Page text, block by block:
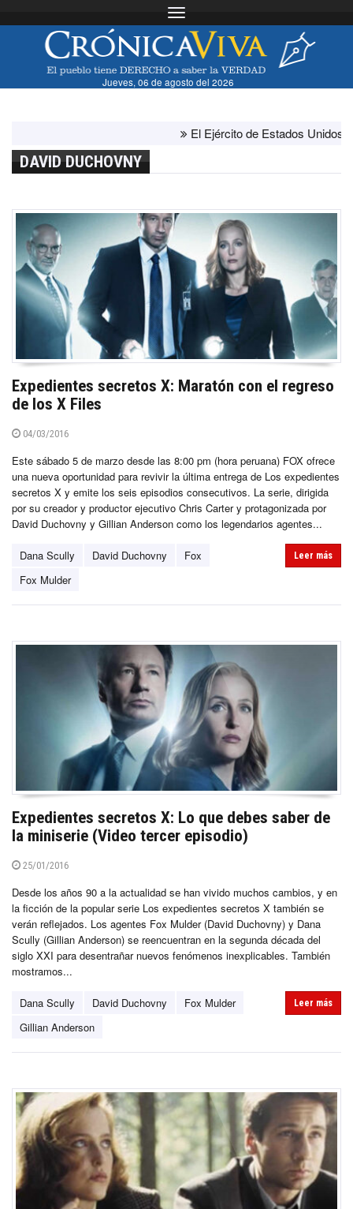
Toggle navigation
Jueves, 06 de agosto del 2026
El Ejército de Estados Unidos ha
DAVID DUCHOVNY
Expedientes secretos X: Maratón con el regreso
de los X Files
04/03/2016
Este sábado 5 de marzo desde las 8:00 pm (hora peruana) FOX ofrece
una nueva oportunidad para revivir la última entrega de Los expedientes
secretos X y emite los seis episodios consecutivos. La serie, dirigida
por su creador y productor ejecutivo Chris Carter y protagonizada por
David Duchovny y Gillian Anderson como los legendarios agentes...
Dana Scully David Duchovny
Fox
Fox Mulder
Leer más
Expedientes secretos X: Lo que debes saber de
la miniserie (Video tercer episodio)
25/01/2016
Desde los años 90 a la actualidad se han vivido muchos cambios, y en
la ficción de la popular serie Los expedientes secretos X también se
verán reflejados. Los agentes Fox Mulder (David Duchovny) y Dana
Scully (Gillian Anderson) se reencuentran en la segunda década del
siglo XXI para desentrañar nuevos fenómenos inexplicables. También
mostramos...
Dana Scully David Duchovny
Fox Mulder
Gillian Anderson
Leer más